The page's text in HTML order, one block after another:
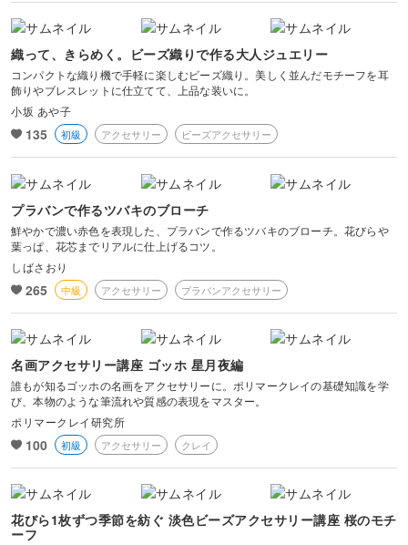
織って、きらめく。ビーズ織りで作る大人ジュエリー
コンパクトな織り機で手軽に楽しむビーズ織り。美しく並んだモチーフを耳
飾りやブレスレットに仕立てて、上品な装いに。
小坂 あや子
135 初級 アクセサリー ビーズアクセサリー
プラバンで作るツバキのブローチ
鮮やかで濃い赤色を表現した、プラバンで作るツバキのブローチ。花びらや
葉っぱ、花芯までリアルに仕上げるコツ。
しばさおり
265 中級 アクセサリー プラバンアクセサリー
名画アクセサリー講座 ゴッホ 星月夜編
誰もが知るゴッホの名画をアクセサリーに。ポリマークレイの基礎知識を学
び、本物のような筆流れや質感の表現をマスター。
ポリマークレイ研究所
100 初級 アクセサリー クレイ
花びら1枚ずつ季節を紡ぐ 淡色ビーズアクセサリー講座 桜のモチ
ーフ